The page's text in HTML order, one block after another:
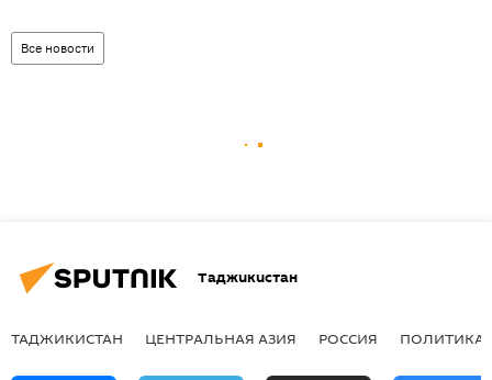
Все новости
Таджикистан
ТАДЖИКИСТАН ЦЕНТРАЛЬНАЯ АЗИЯ РОССИЯ ПОЛИТИКА